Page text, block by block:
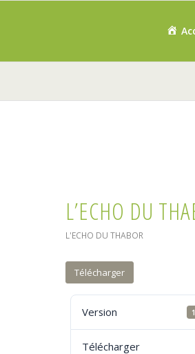
L’ECHO DU
L'ECHO DU THABOR
Télécharger
Version
Télécharger